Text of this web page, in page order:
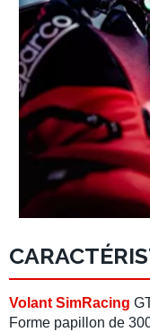
Volant SimRacing
Forme papillon de